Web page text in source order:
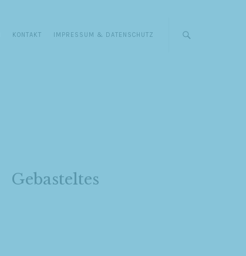
KONTAKT IMPRESSUM & DATENSCHUTZ
Gebasteltes